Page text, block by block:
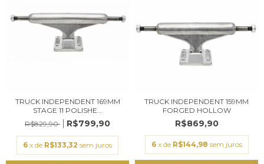
TRUCK INDEPENDENT 169MM
STAGE 11 POLISHE...
R$829,90
R$799,90
6 x de R$133,32 sem juros
TRUCK INDEPENDENT 159MM
FORGED HOLLOW
R$869,90
6 x de R$144,98 sem juros